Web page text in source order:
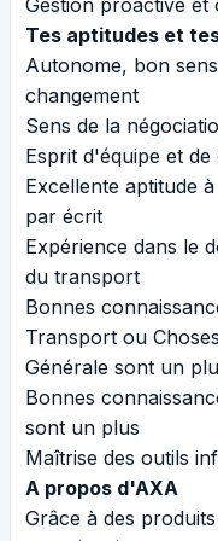
Gestion proactive et
Tes aptitudes et
Autonome, bon
changement
Sens de la
Esprit d'équipe et
Excellente aptitude
par écrit
Expérience dans le
du transport
Bonnes
Transport ou
Générale sont un
Bonnes
sont un plus
Maîtrise des outils
A propos d'AXA
Grâce à des